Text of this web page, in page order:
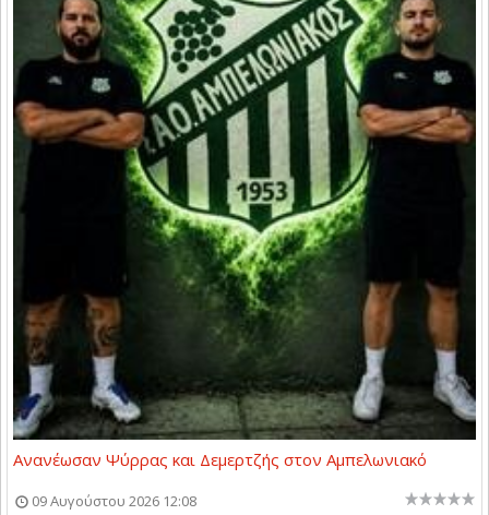
Ανανέωσαν Ψύρρας και Δεμερτζής στον Αμπελωνιακό
09 Αυγούστου 2026 12:08